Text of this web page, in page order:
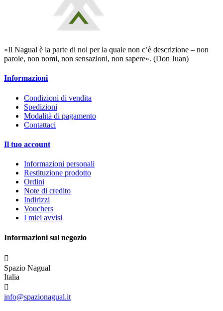
«Il Nagual è la parte di noi per la quale non c’è descrizione – non
parole, non nomi, non sensazioni, non sapere». (Don Juan)
Informazioni
Condizioni di vendita
Spedizioni
Modalità di pagamento
Contattaci
Il tuo account
Informazioni personali
Restituzione prodotto
Ordini
Note di credito
Indirizzi
Vouchers
I miei avvisi
Informazioni sul negozio

Spazio Nagual
Italia

info@spazionagual.it